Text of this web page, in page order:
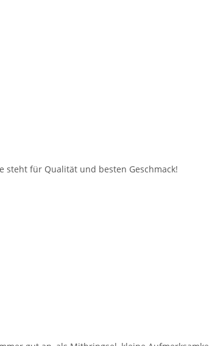
steht für Qualität und besten Geschmack!